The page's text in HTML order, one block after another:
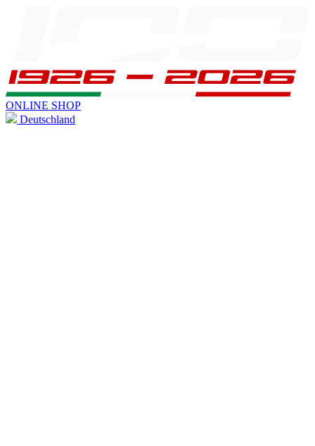
ONLINE SHOP
Deutschland